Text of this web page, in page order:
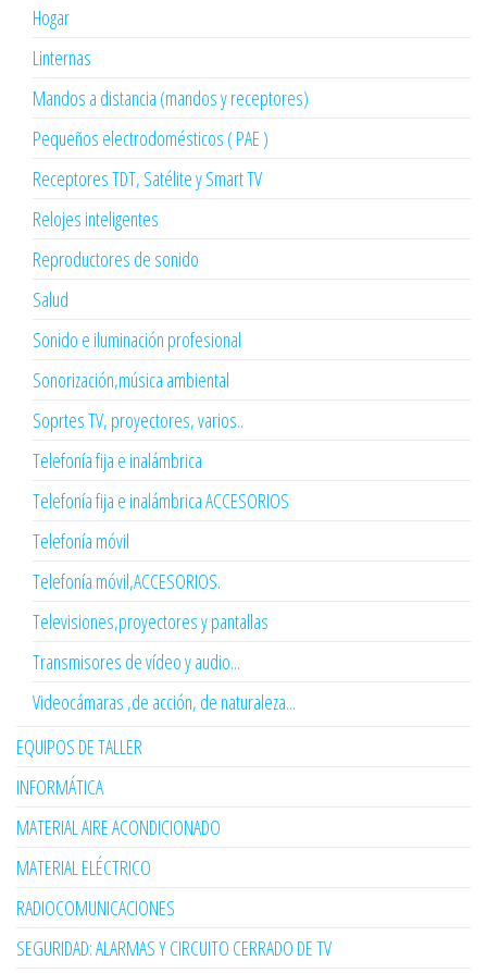
Hogar
Linternas
Mandos a distancia (mandos y receptores)
Pequeños electrodomésticos ( PAE )
Receptores TDT, Satélite y Smart TV
Relojes inteligentes
Reproductores de sonido
Salud
Sonido e iluminación profesional
Sonorización,música ambiental
Soprtes TV, proyectores, varios..
Telefonía fija e inalámbrica
Telefonía fija e inalámbrica ACCESORIOS
Telefonía móvil
Telefonía móvil,ACCESORIOS.
Televisiones,proyectores y pantallas
Transmisores de vídeo y audio...
Videocámaras ,de acción, de naturaleza...
EQUIPOS DE TALLER
INFORMÁTICA
MATERIAL AIRE ACONDICIONADO
MATERIAL ELÉCTRICO
RADIOCOMUNICACIONES
SEGURIDAD: ALARMAS Y CIRCUITO CERRADO DE TV